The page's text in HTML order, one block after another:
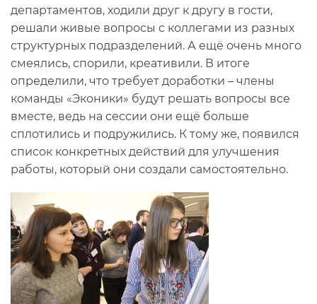
департаментов, ходили друг к другу в гости,
решали живые вопросы с коллегами из разных
структурных подразделений. А ещё очень много
смеялись, спорили, креативили. В итоге
определили, что требует доработки – члены
команды «Эконики» будут решать вопросы все
вместе, ведь на сессии они ещё больше
сплотились и подружились. К тому же, появился
список конкретных действий для улучшения
работы, который они создали самостоятельно.